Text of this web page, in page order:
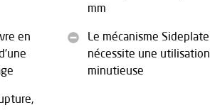
en
mm
Le mécanisme Sideplate
nécessite une utilisation
minutieuse